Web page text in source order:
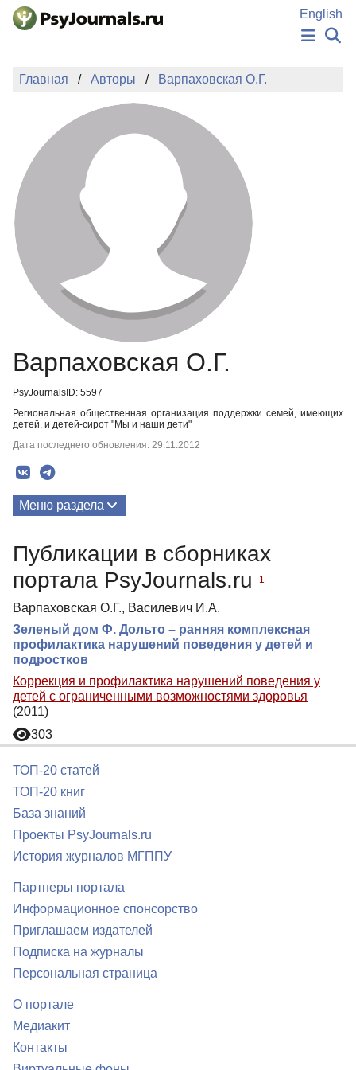
Перейти к основному содержанию
English
НОВОСТИ
АВТОРЫ
ПОДАТЬ РУКОПИСЬ
БАЗА ЗНАНИЙ
КЛЮЧЕВЫЕ СЛОВА
Регистрация
Главная Авторы Варпаховская О.Г.
Варпаховская О.Г.
PsyJournalsID: 5597
Региональная общественная организация поддержки семей, имеющих
детей, и детей-сирот "Мы и наши дети"
Дата последнего обновления: 29.11.2012
Меню раздела
Публикации в сборниках
портала PsyJournals.ru
1
Варпаховская О.Г., Василевич И.А.
Зеленый дом Ф. Дольто – ранняя комплексная
профилактика нарушений поведения у детей и
подростков
Коррекция и профилактика нарушений поведения у
детей с ограниченными возможностями здоровья
(2011)
303
ТОП-20 статей
ТОП-20 книг
База знаний
Проекты PsyJournals.ru
История журналов МГППУ
Партнеры портала
Информационное спонсорство
Приглашаем издателей
Подписка на журналы
Персональная страница
О портале
Медиакит
Контакты